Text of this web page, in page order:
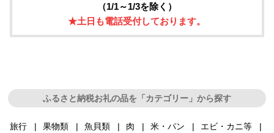
（1/1～1/3を除く）
★土日も電話受付しております。
ふるさと納税お礼の品を「カテゴリー」から探す
旅行 果物類 魚貝類 肉 米・パン
エビ・カニ等